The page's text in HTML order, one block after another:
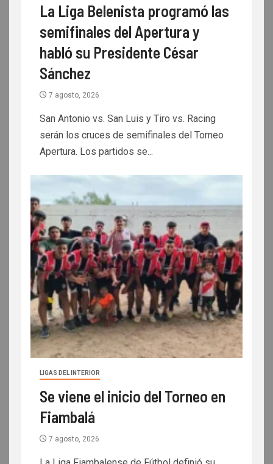
La Liga Belenista programó las
semifinales del Apertura y
habló su Presidente César
Sánchez
7 agosto, 2026
San Antonio vs. San Luis y Tiro vs. Racing
serán los cruces de semifinales del Torneo
Apertura. Los partidos se...
LIGAS DEL INTERIOR
Se viene el inicio del Torneo en
Fiambalá
7 agosto, 2026